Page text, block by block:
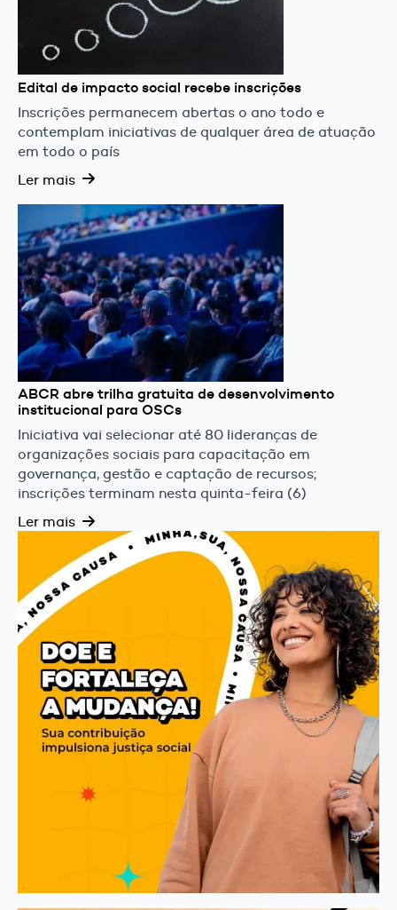
Edital de impacto social recebe inscrições
Inscrições permanecem abertas o ano todo e
contemplam iniciativas de qualquer área de atuação
em todo o país
Ler mais
ABCR abre trilha gratuita de desenvolvimento
institucional para OSCs
Iniciativa vai selecionar até 80 lideranças de
organizações sociais para capacitação em
governança, gestão e captação de recursos;
inscrições terminam nesta quinta-feira (6)
Ler mais